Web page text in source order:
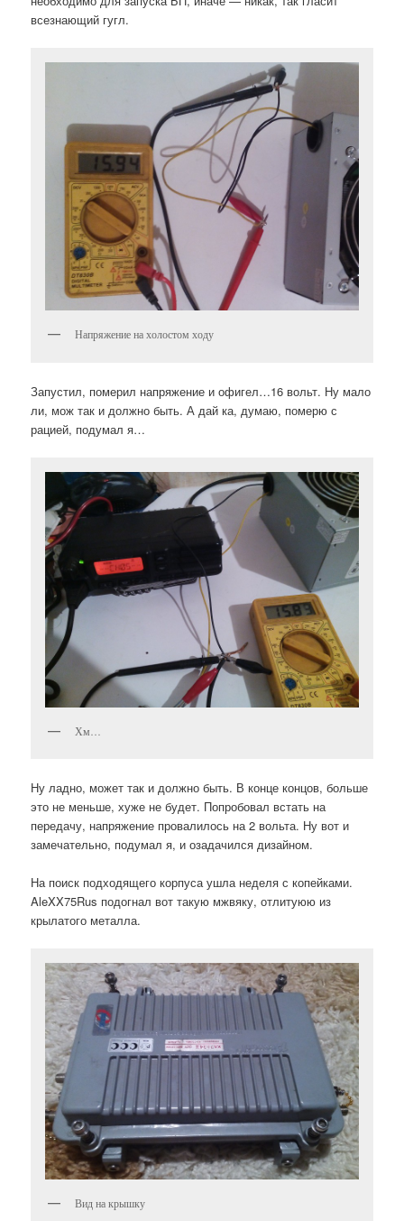
всезнающий гугл.
Напряжение на холостом ходу
Запустил, померил напряжение и офигел…16 вольт. Ну мало
ли, мож так и должно быть. А дай ка, думаю, померю с
рацией, подумал я…
Хм…
Ну ладно, может так и должно быть. В конце концов, больше
это не меньше, хуже не будет. Попробовал встать на
передачу, напряжение провалилось на 2 вольта. Ну вот и
замечательно, подумал я, и озадачился дизайном.
На поиск подходящего корпуса ушла неделя с копейками.
AleXX75Rus подогнал вот такую мжвяку, отлитуюю из
крылатого металла.
Вид на крышку